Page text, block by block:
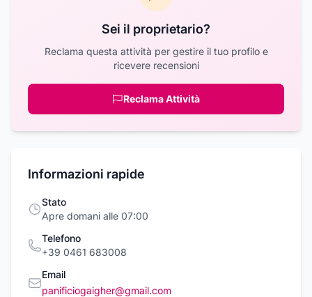
Sei il proprietario?
Reclama questa attività per gestire il tuo profilo e
ricevere recensioni
Reclama Attività
Informazioni rapide
Stato
Apre domani alle 07:00
Telefono
+39 0461 683008
Email
panificiogaigher@gmail.com